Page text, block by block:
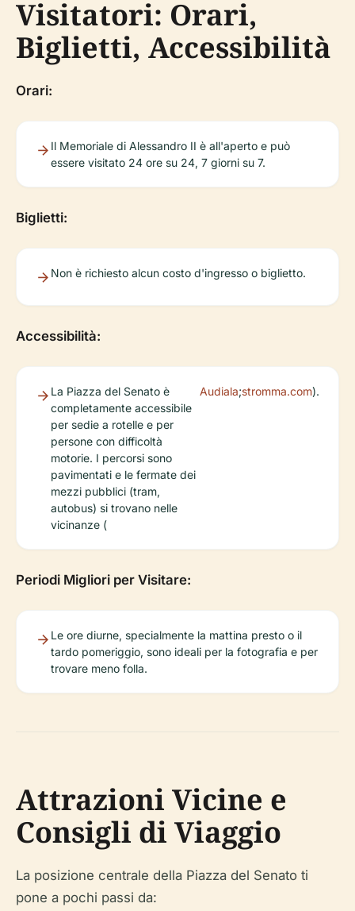
Visitatori: Orari,
Biglietti, Accessibilità
Orari:
Il Memoriale di Alessandro II è all'aperto e può
essere visitato 24 ore su 24, 7 giorni su 7.
Biglietti:
Non è richiesto alcun costo d'ingresso o biglietto.
Accessibilità:
La Piazza del Senato è
completamente accessibile
per sedie a rotelle e per
persone con difficoltà
motorie. I percorsi sono
pavimentati e le fermate dei
mezzi pubblici (tram,
autobus) si trovano nelle
vicinanze (
Audiala;stromma.com).
Periodi Migliori per Visitare:
Le ore diurne, specialmente la mattina presto o il
tardo pomeriggio, sono ideali per la fotografia e per
trovare meno folla.
Attrazioni Vicine e
Consigli di Viaggio
La posizione centrale della Piazza del Senato ti
pone a pochi passi da: